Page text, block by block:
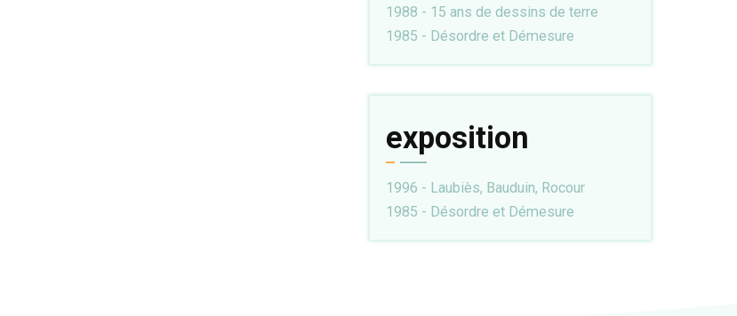
1988 - 15 ans de dessins de terre
1985 - Désordre et Démesure
exposition
1996 - Laubiès, Bauduin, Rocour
1985 - Désordre et Démesure